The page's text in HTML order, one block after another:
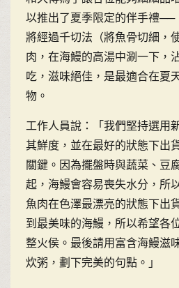
以推出了夏季限定的伴手禮──
將經過千切法（將魚骨切細，
肉，在海鰻的高湯中涮一下，
吃，滋味絕佳，是最適合在夏
物。
工作人員說：「我們堅持選用
其鮮度，並在最好的狀態下出
關鍵。因為擺盤時與蔬菜、豆
起，海鰻會容易喪失水分，所
魚肉在色澤最漂亮的狀態下出
到最美味的海鰻，所以希望各
整火侯。最後請用富含海鰻滋
炊粥，劃下完美的句點。」